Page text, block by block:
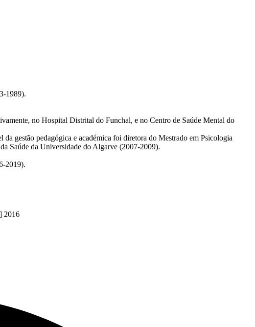
1989).
no Hospital Distrital do Funchal, e no Centro de Saúde Mental do
gestão pedagógica e académica foi diretora do Mestrado em Psicologia
Saúde da Universidade do Algarve (2007-2009).
2019).
] 2016